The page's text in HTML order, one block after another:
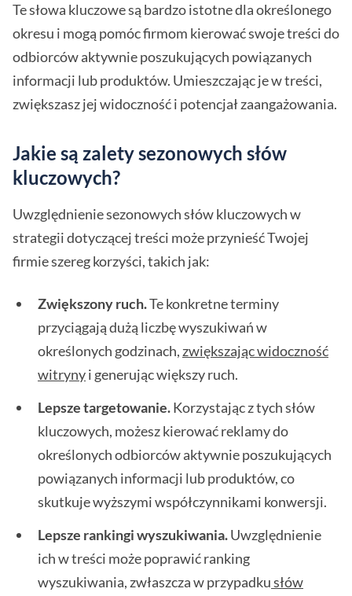
Te słowa kluczowe są bardzo istotne dla określonego
okresu i mogą pomóc firmom kierować swoje treści do
odbiorców aktywnie poszukujących powiązanych
informacji lub produktów. Umieszczając je w treści,
zwiększasz jej widoczność i potencjał zaangażowania.
Jakie są zalety sezonowych słów
kluczowych?
Uwzględnienie sezonowych słów kluczowych w
strategii dotyczącej treści może przynieść Twojej
firmie szereg korzyści, takich jak:
Zwiększony ruch.Te konkretne terminy
przyciągają dużą liczbę wyszukiwań w
określonych godzinach, zwiększając widoczność
witrynyi generując większy ruch.
Lepsze targetowanie.Korzystając z tych słów
kluczowych, możesz kierować reklamy do
określonych odbiorców aktywnie poszukujących
powiązanych informacji lub produktów, co
skutkuje wyższymi współczynnikami konwersji.
Lepsze rankingi wyszukiwania.Uwzględnienie
ich w treści może poprawić ranking
wyszukiwania, zwłaszcza w przypadkusłów